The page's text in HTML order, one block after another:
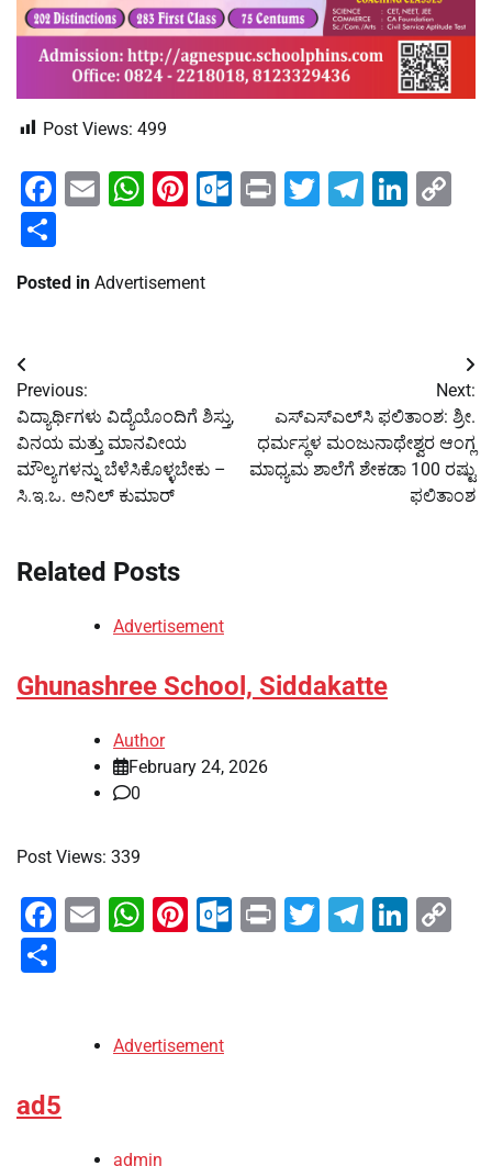
Post Views: 499
Facebook
EmailWhatsApp
Pinterest
Outlook.com
PrintTwitter
Posted in Advertisement
Post
navigation
Previous:
ವಿದ್ಯಾರ್ಥಿಗಳು ವಿದ್ಯೆಯೊಂದಿಗೆ ಶಿಸ್ತು,
ವಿನಯ ಮತ್ತು ಮಾನವೀಯ
ಮೌಲ್ಯಗಳನ್ನು ಬೆಳೆಸಿಕೊಳ್ಳಬೇಕು –
ಸಿ.ಇ.ಒ. ಅನಿಲ್ ಕುಮಾರ್
Next:
ಎಸ್‌ಎಸ್‌ಎಲ್‌ಸಿ ಫಲಿತಾಂಶ: ಶ್ರೀ.
ಧರ್ಮಸ್ಥಳ ಮಂಜುನಾಥೇಶ್ವರ ಆಂಗ್ಲ
ಮಾಧ್ಯಮ ಶಾಲೆಗೆ ಶೇಕಡಾ 100 ರಷ್ಟು
ಫಲಿತಾಂಶ
Related Posts
Advertisement
Ghunashree School, Siddakatte
Author
February 24, 2026
0
Post Views: 339
Facebook
EmailWhatsApp
Pinterest
Outlook.com
PrintTwitter
Advertisement
ad5
admin